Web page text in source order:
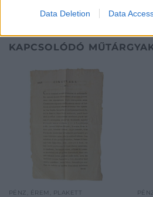
Data Deletion Data
KAPCSOLÓDÓ
PÉNZ, ÉREM, PLAKETT